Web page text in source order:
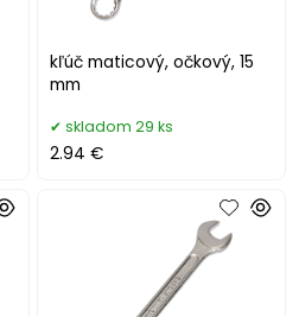
kľúč maticový, očkový, 15
mm
skladom 29 ks
2.94 €